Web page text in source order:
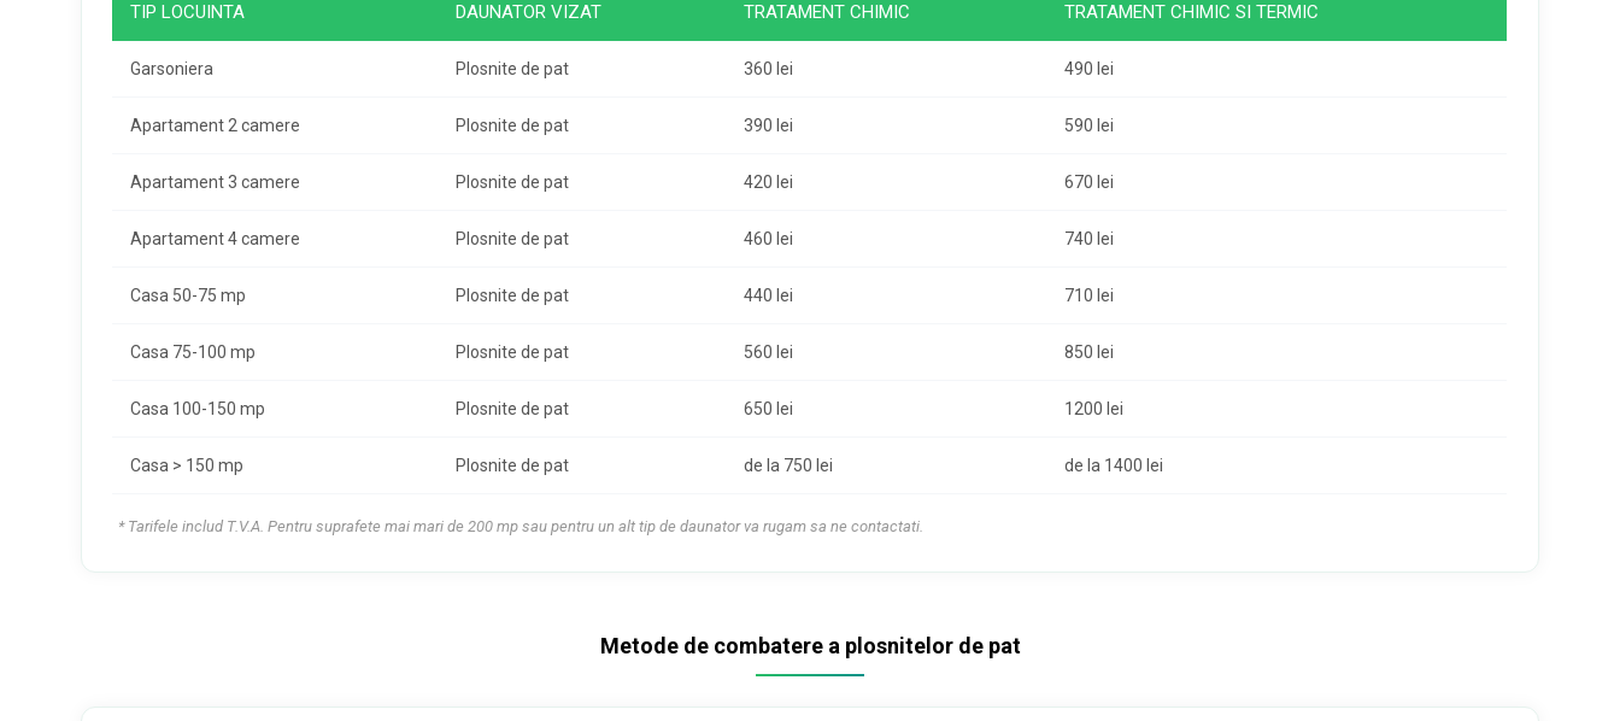
TIP LOCUINTA DAUNATOR VIZAT TRATAMENT CHIMIC TRATAMENT CHIMIC SI TERMIC
Garsoniera Plosnite de pat 360 lei 490 lei
Apartament 2 camere Plosnite de pat 390 lei 590 lei
Apartament 3 camere Plosnite de pat 420 lei 670 lei
Apartament 4 camere Plosnite de pat 460 lei 740 lei
Casa 50-75 mp Plosnite de pat 440 lei 710 lei
Casa 75-100 mp Plosnite de pat 560 lei 850 lei
Casa 100-150 mp Plosnite de pat 650 lei 1200 lei
Casa > 150 mp Plosnite de pat de la 750 lei de la 1400 lei
* Tarifele includ T.V.A. Pentru suprafete mai mari de 200 mp sau pentru un alt tip de daunator va rugam sa ne contactati.
Metode de combatere a plosnitelor de pat